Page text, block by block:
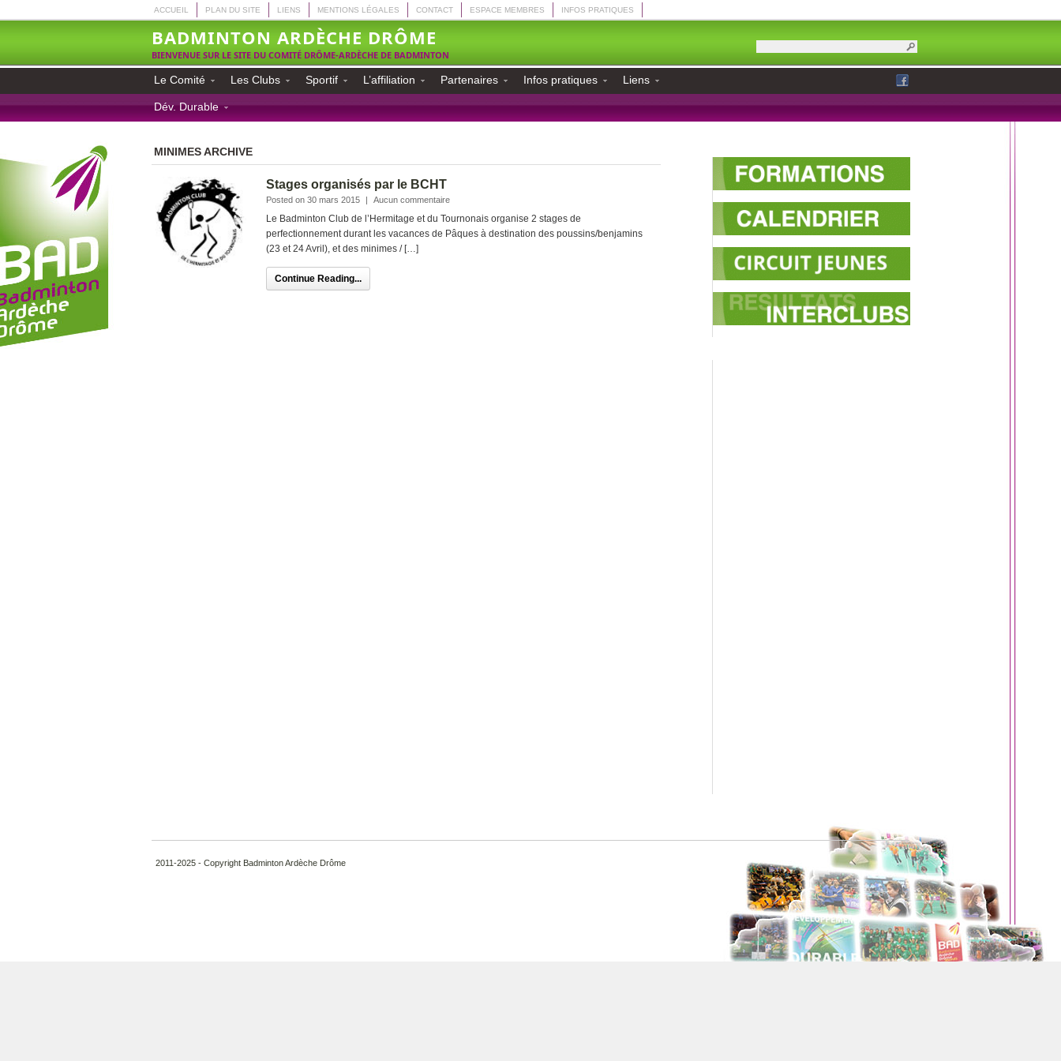
ACCUEIL PLAN DU SITE LIENS MENTIONS LÉGALES CONTACT ESPACE MEMBRES INFOS PRATIQUES
BADMINTON ARDÈCHE DRÔME
BIENVENUE SUR LE SITE DU COMITÉ DRÔME-ARDÈCHE DE BADMINTON
Le Comité Les Clubs Sportif L’affiliation Partenaires Infos pratiques Liens
Dév. Durable
MINIMES ARCHIVE
Stages organisés par le BCHT
Posted on 30 mars 2015 | Aucun commentaire
Le Badminton Club de l’Hermitage et du Tournonais organise 2 stages de
perfectionnement durant les vacances de Pâques à destination des poussins/benjamins
(23 et 24 Avril), et des minimes / […]
Continue Reading...
2011-2025 - Copyright Badminton Ardèche Drôme